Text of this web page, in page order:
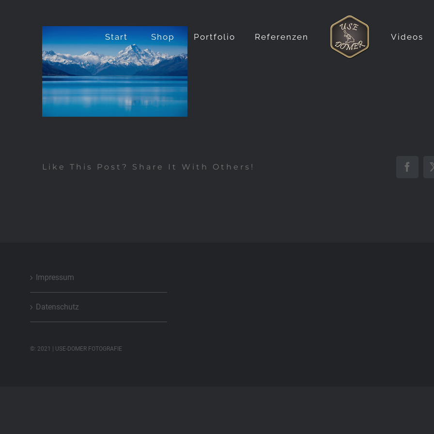
Start Shop Portfolio Referenzen Videos
Like This Post? Share It With Others!
Impressum
Datenschutz
©: 2021 | USE-DOMER FOTOGRAFIE